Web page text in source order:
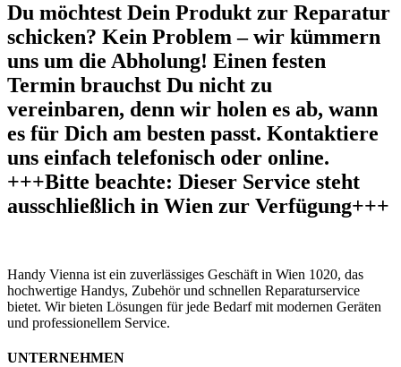
Du möchtest Dein Produkt zur Reparatur
schicken? Kein Problem – wir kümmern
uns um die Abholung! Einen festen
Termin brauchst Du nicht zu
vereinbaren, denn wir holen es ab, wann
es für Dich am besten passt. Kontaktiere
uns einfach telefonisch oder online.
+++Bitte beachte: Dieser Service steht
ausschließlich in Wien zur Verfügung+++
Handy Vienna ist ein zuverlässiges Geschäft in Wien 1020, das
hochwertige Handys, Zubehör und schnellen Reparaturservice
bietet. Wir bieten Lösungen für jede Bedarf mit modernen Geräten
und professionellem Service.
UNTERNEHMEN